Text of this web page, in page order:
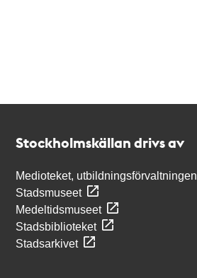
Stockholmskällan drivs av
Medioteket, utbildningsförvaltningen
Stadsmuseet
Medeltidsmuseet
Stadsbiblioteket
Stadsarkivet